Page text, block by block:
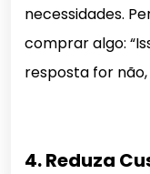
necessidades.
comprar algo:
resposta for
4. Reduza